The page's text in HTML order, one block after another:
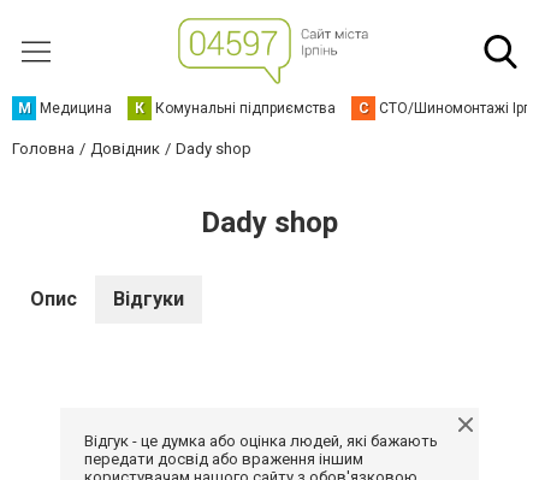
М Медицина К Комунальні підприємства С СТО/Шиномонтажі
Головна Довідник Dady shop
Dady shop
Опис Відгуки
Відгук - це думка або оцінка людей, які бажають
передати досвід або враження іншим